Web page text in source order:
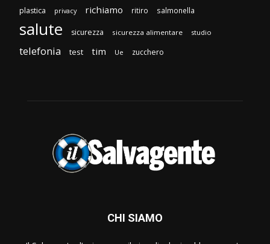
plastica privacy richiamo ritiro salmonella
salute sicurezza sicurezza alimentare studio
telefonia test tim Ue zucchero
CHI SIAMO